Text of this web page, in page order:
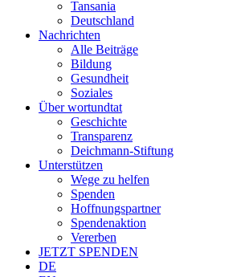
Tansania
Deutschland
Nachrichten
Alle Beiträge
Bildung
Gesundheit
Soziales
Über wortundtat
Geschichte
Transparenz
Deichmann-Stiftung
Unterstützen
Wege zu helfen
Spenden
Hoffnungspartner
Spendenaktion
Vererben
JETZT SPENDEN
DE